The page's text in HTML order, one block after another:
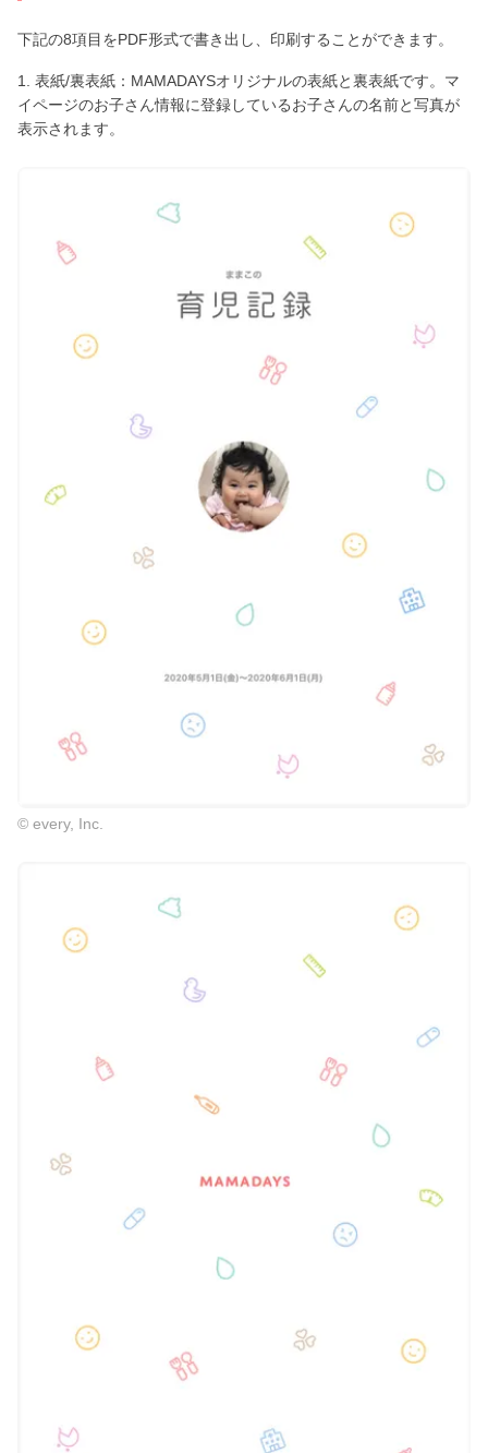
下記の8項目をPDF形式で書き出し、印刷することができます。
1. 表紙/裏表紙：MAMADAYSオリジナルの表紙と裏表紙です。マ
イページのお子さん情報に登録しているお子さんの名前と写真が
表示されます。
© every, Inc.